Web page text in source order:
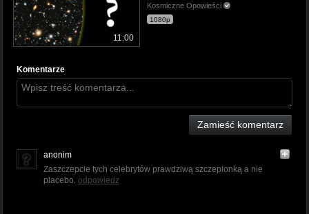
11:00
Kosmiczne Opowieści
1080p
Komentarze
Zamieść komentarz
anonim
Zaszczepcie tych celebrytów prawdziwą szczepionką a nie
placebo. odpowiedz